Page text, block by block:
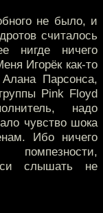
не было, и
считалось
нигде ничего
Игорёк как-то
Парсонса,
Pink Floyd
надо
чувство шока
Ибо ничего
слышать не